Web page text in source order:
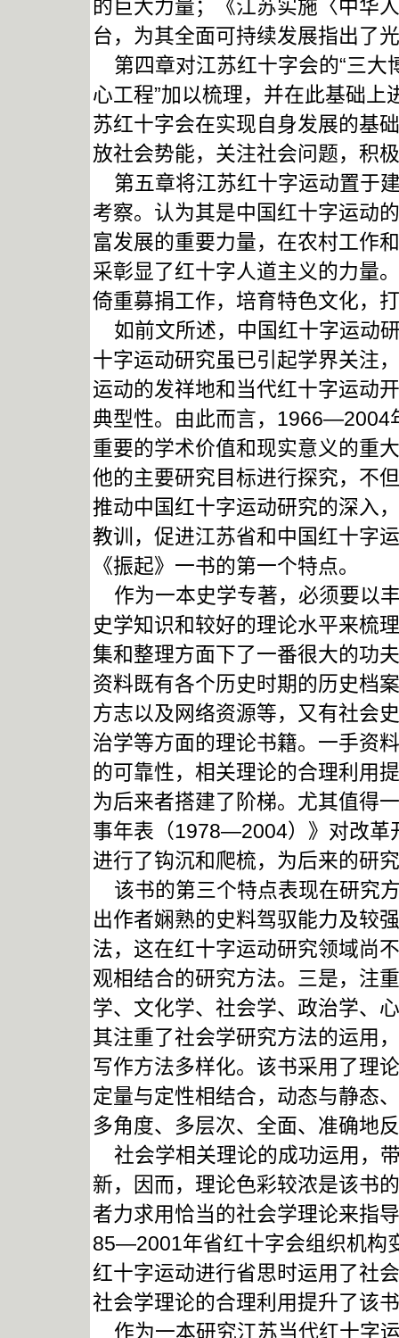
的巨大力量；《江苏实施〈中华
台，为其全面可持续发展指出了
第四章对江苏红十字会的“三大
心工程”加以梳理，并在此基础
苏红十字会在实现自身发展的基
放社会势能，关注社会问题，积
第五章将江苏红十字运动置于
考察。认为其是中国红十字运动
富发展的重要力量，在农村工作
采彰显了红十字人道主义的力量
倚重募捐工作，培育特色文化，
如前文所述，中国红十字运动
十字运动研究虽已引起学界关注
运动的发祥地和当代红十字运动
典型性。由此而言，1966—2004
重要的学术价值和现实意义的重
他的主要研究目标进行探究，不
推动中国红十字运动研究的深入
教训，促进江苏省和中国红十字
《振起》一书的第一个特点。
作为一本史学专著，必须要以
史学知识和较好的理论水平来梳
集和整理方面下了一番很大的功
资料既有各个历史时期的历史档
方志以及网络资源等，又有社会
治学等方面的理论书籍。一手资
的可靠性，相关理论的合理利用
为后来者搭建了阶梯。尤其值得
事年表（1978—2004）》对改革
进行了钩沉和爬梳，为后来的研
该书的第三个特点表现在研究
出作者娴熟的史料驾驭能力及较
法，这在红十字运动研究领域尚
观相结合的研究方法。三是，注
学、文化学、社会学、政治学、
其注重了社会学研究方法的运用
写作方法多样化。该书采用了理
定量与定性相结合，动态与静态
多角度、多层次、全面、准确地
社会学相关理论的成功运用，
新，因而，理论色彩较浓是该书
者力求用恰当的社会学理论来指
85—2001年省红十字会组织机构
红十字运动进行省思时运用了社
社会学理论的合理利用提升了该
作为一本研究江苏当代红十字